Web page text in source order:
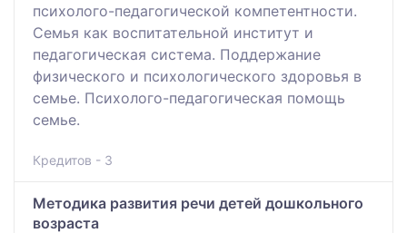
психолого-педагогической компетентности.
Семья как воспитательной институт и
педагогическая система. Поддержание
физического и психологического здоровья в
семье. Психолого-педагогическая помощь
семье.
Кредитов - 3
Методика развития речи детей дошкольного
возраста